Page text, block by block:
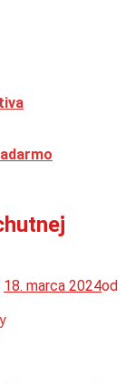
18. marca 2024od